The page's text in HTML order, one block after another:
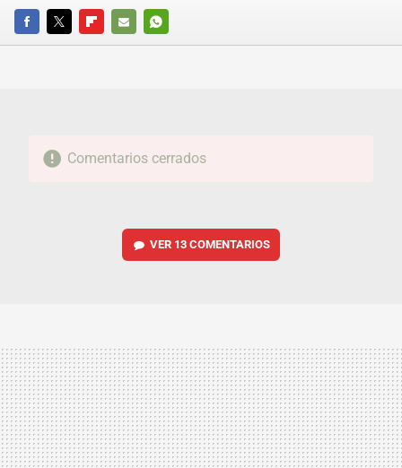
FACEBOOKTWITTERFLIPBOARD
E-
WHATSAPP
Comentarios cerrados
VER 13 COMENTARIOS